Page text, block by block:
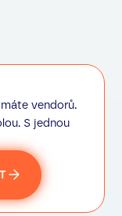
vendorů.
S jednou